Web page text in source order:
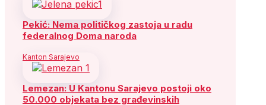
Pekić: Nema političkog zastoja u radu
federalnog Doma naroda
Kanton Sarajevo
Lemezan: U Kantonu Sarajevo postoji oko
50.000 objekata bez građevinskih